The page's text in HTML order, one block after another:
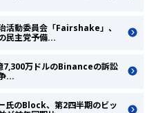
活動委員会「Fairshake」、
民主党予備...
万ドルのBinanceの訴訟
...
氏のBlock、第2四半期のビッ